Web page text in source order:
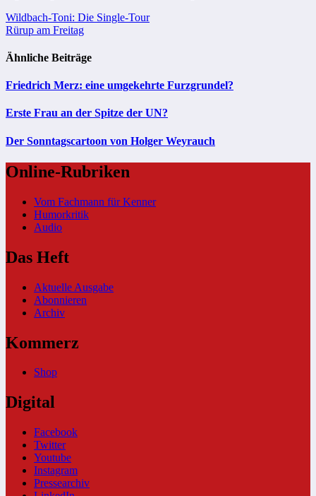
Beitragsnavigation
Wildbach-Toni: Die Single-Tour
Rürup am Freitag
Ähnliche Beiträge
Friedrich Merz: eine umgekehrte Furzgrundel?
Erste Frau an der Spitze der UN?
Der Sonntagscartoon von Holger Weyrauch
Online-Rubriken
Vom Fachmann für Kenner
Humorkritik
Audio
Das Heft
Aktuelle Ausgabe
Abonnieren
Archiv
Kommerz
Shop
Digital
Facebook
Twitter
Youtube
Instagram
Pressearchiv